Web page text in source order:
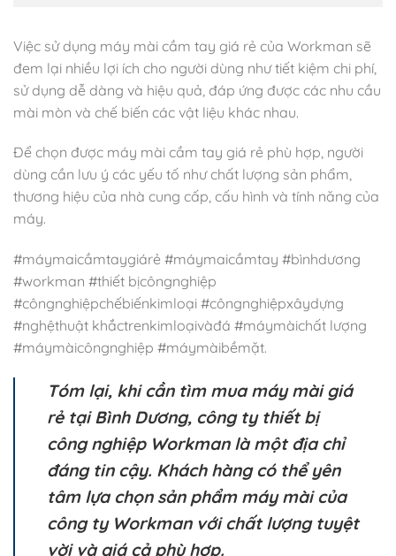
Việc sử dụng máy mài cầm tay giá rẻ của Workman sẽ
đem lại nhiều lợi ích cho người dùng như tiết kiệm chi phí,
sử dụng dễ dàng và hiệu quả, đáp ứng được các nhu cầu
mài mòn và chế biến các vật liệu khác nhau.
Để chọn được máy mài cầm tay giá rẻ phù hợp, người
dùng cần lưu ý các yếu tố như chất lượng sản phẩm,
thương hiệu của nhà cung cấp, cấu hình và tính năng của
máy.
#máymaicầmtaygiárẻ #máymaicầmtay #bìnhdương
#workman #thiết bịcôngnghiệp
#côngnghiệpchếbiếnkimloại #côngnghiệpxâydựng
#nghệthuật khắctrenkimloạivàđá #máymàichất lượng
#máymàicôngnghiệp #máymàibềmặt.
Tóm lại, khi cần tìm mua máy mài giá
rẻ tại Bình Dương, công ty thiết bị
công nghiệp Workman là một địa chỉ
đáng tin cậy. Khách hàng có thể yên
tâm lựa chọn sản phẩm máy mài của
công ty Workman với chất lượng tuyệt
vời và giá cả phù hợp.